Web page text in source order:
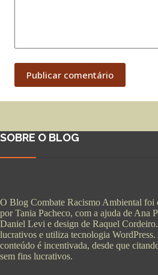
Publicar comentário
SOBRE O BLOG
O Blog Combate Racismo Ambiental foi
por Tania Pacheco, com a ajuda de Ana
Daniel Levi e design de Raquel
lucrativos e utiliza tecnologia WordPress.
conteúdo é incentivada, desde que
sem fins lucrativos.